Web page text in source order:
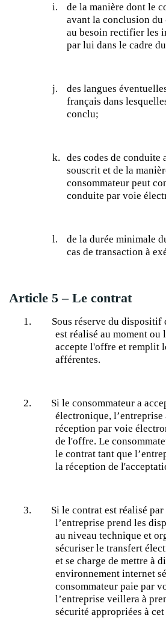
i.
de la manière dont le
avant la conclusion
au besoin rectifier les
par lui dans le cadre
j.
des langues
français dans
conclu;
k.
des codes de conduite
souscrit et de la
consommateur peut
conduite par voie
l.
de la durée minimale
cas de transaction à
Article 5 – Le contrat
1.
Sous réserve du
est réalisé au moment ou
accepte l'offre et remplit
afférentes.
2.
Si le consommateur a
électronique, l’entreprise
réception par voie
de l'offre. Le
le contrat tant que
la réception de
3.
Si le contrat est réalisé
l’entreprise prend les
au niveau technique et
sécuriser le transfert
et se charge de mettre à
environnement internet
consommateur paie par
l’entreprise veillera à
sécurité appropriées à